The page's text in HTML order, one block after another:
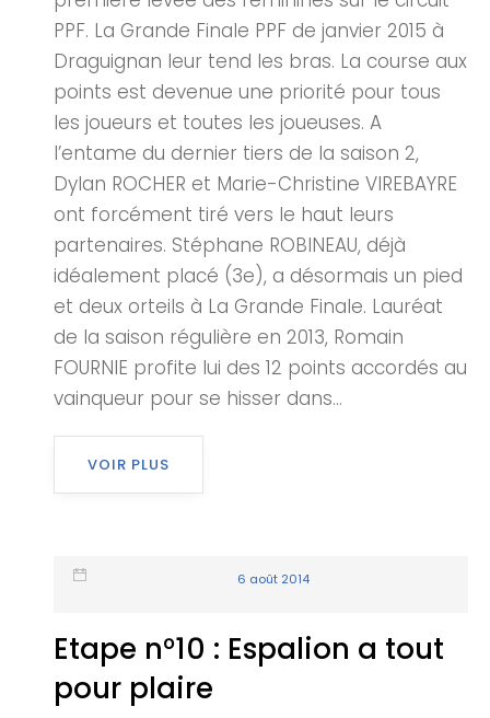
PPF. La Grande Finale PPF de janvier 2015 à
Draguignan leur tend les bras. La course aux
points est devenue une priorité pour tous
les joueurs et toutes les joueuses. A
l’entame du dernier tiers de la saison 2,
Dylan ROCHER et Marie-Christine VIREBAYRE
ont forcément tiré vers le haut leurs
partenaires. Stéphane ROBINEAU, déjà
idéalement placé (3e), a désormais un pied
et deux orteils à La Grande Finale. Lauréat
de la saison régulière en 2013, Romain
FOURNIE profite lui des 12 points accordés au
vainqueur pour se hisser dans...
VOIR PLUS
6 août 2014
Etape n°10 : Espalion a tout
pour plaire